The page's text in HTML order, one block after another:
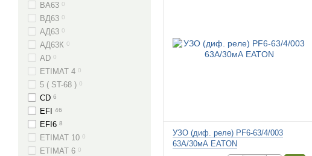
УЗО (диф. реле) PF6-63/4/003
63А/30мА EATON
ВА63 0
ВД63 0
АД63 0
АД63К 0
AD 0
ETIMAT 4 0
5 ( ST-68 ) 0
CD 6
EFI 46
EFI6 8
ETIMAT 10 0
ETIMAT 6 0